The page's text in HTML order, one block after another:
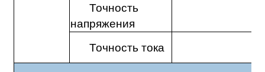
Точность
напряжения
Точность тока